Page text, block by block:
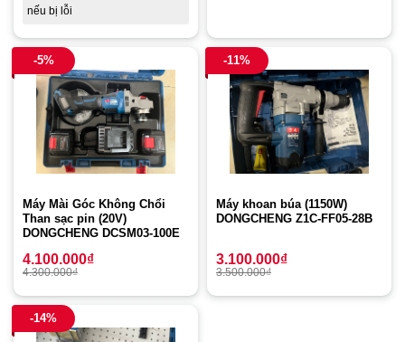
nếu bị lỗi
-5%
Máy Mài Góc Không Chổi
Than sạc pin (20V)
DONGCHENG DCSM03-100E
4.100.000₫
4.300.000₫
-11%
Máy khoan búa (1150W)
DONGCHENG Z1C-FF05-28B
3.100.000₫
3.500.000₫
-14%